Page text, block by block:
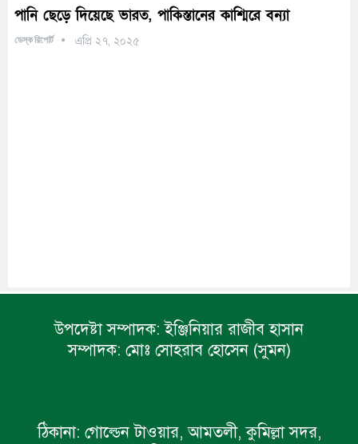
পানি ছেড়ে দিয়েছে ভারত, পাকিস্তানের কাশ্মিরে বন্যা
ডেস্ক রিপোর্ট এপ্রি ২৭, ২০২৫
উপদেষ্টা সম্পাদক: ইঞ্জিনিয়ার রাজীব হাসান
সম্পাদক: মোঃ সোহরাব হোসেন (সুমন)
ঠিকানা: গোল্ডেন টাওয়ার, আমতলী, কুমিল্লা সদর,